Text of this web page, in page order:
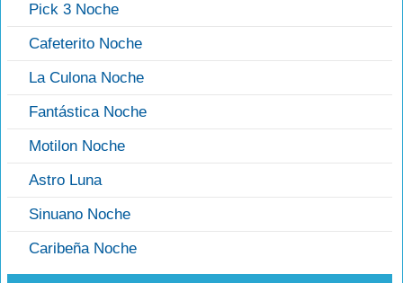
Pick 3 Noche
Cafeterito Noche
La Culona Noche
Fantástica Noche
Motilon Noche
Astro Luna
Sinuano Noche
Caribeña Noche